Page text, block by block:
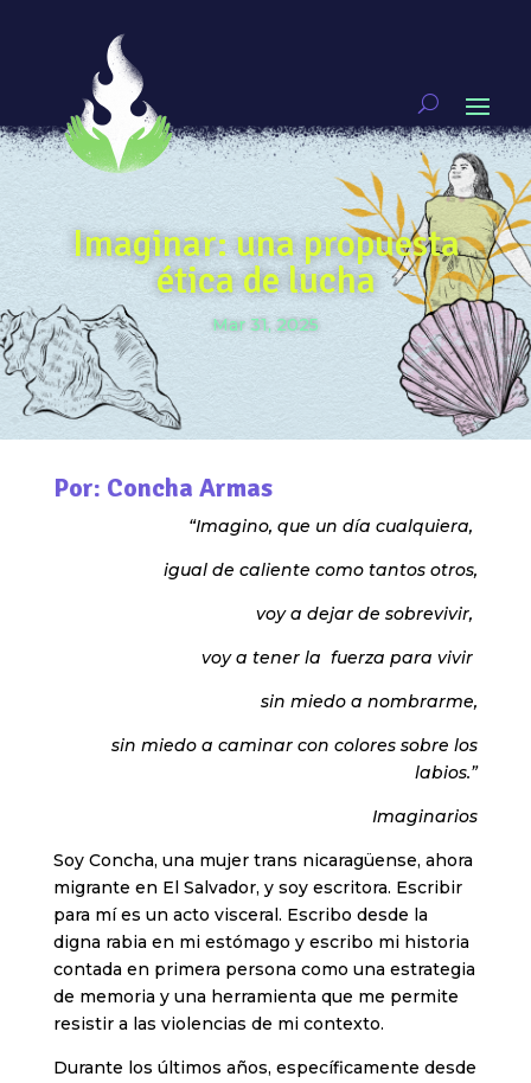
Imaginar: una propuesta
ética de lucha
Mar 31, 2025
Por: Concha Armas
“Imagino, que un día cualquiera,
igual de caliente como tantos otros,
voy a dejar de sobrevivir,
voy a tener la fuerza para vivir
sin miedo a nombrarme,
sin miedo a caminar con colores sobre los
labios.”
Imaginarios
Soy Concha, una mujer trans nicaragüense, ahora
migrante en El Salvador, y soy escritora. Escribir
para mí es un acto visceral. Escribo desde la
digna rabia en mi estómago y escribo mi historia
contada en primera persona como una estrategia
de memoria y una herramienta que me permite
resistir a las violencias de mi contexto.
Durante los últimos años, específicamente desde